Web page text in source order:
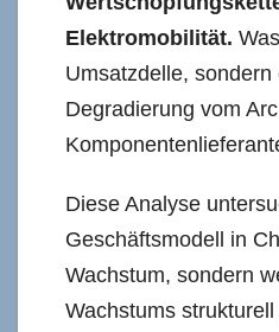
Elektromobilität.
Umsatzdelle,
Degradierung vom
Diese Analyse
Geschäftsmodell in
Wachstum, sondern
Wachstums